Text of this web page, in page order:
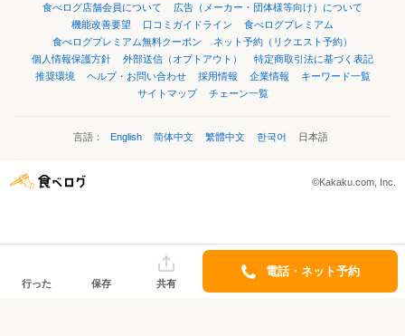
食べログ店舗会員について
広告（メーカー・団体様等向け）について
機能改善要望
口コミガイドライン
食べログプレミアム
食べログプレミアム無料クーポン
ネット予約（リクエスト予約）
個人情報保護方針
外部送信（オプトアウト）
特定商取引法に基づく表記
推奨環境
ヘルプ・お問い合わせ 採用情報 企業情報
キーワード一覧
サイトマップ
チェーン一覧
言語： English 简体中文 繁體中文 한국어 日本語
©Kakaku.com, Inc.
行った 保存 共有
電話・ネット予約